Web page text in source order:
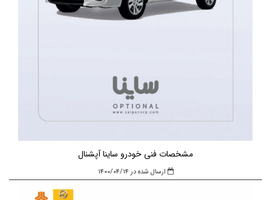
مشخصات فنی خودرو ساینا آپشنال
ارسال شده در ۱۴۰۰/۰۴/۱۴